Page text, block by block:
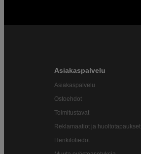
Asiakaspalvelu
Asiakaspalvelu
Ostoehdot
Toimitustavat
Reklamaatiot ja huoltotapaukset
Henkilötiedot